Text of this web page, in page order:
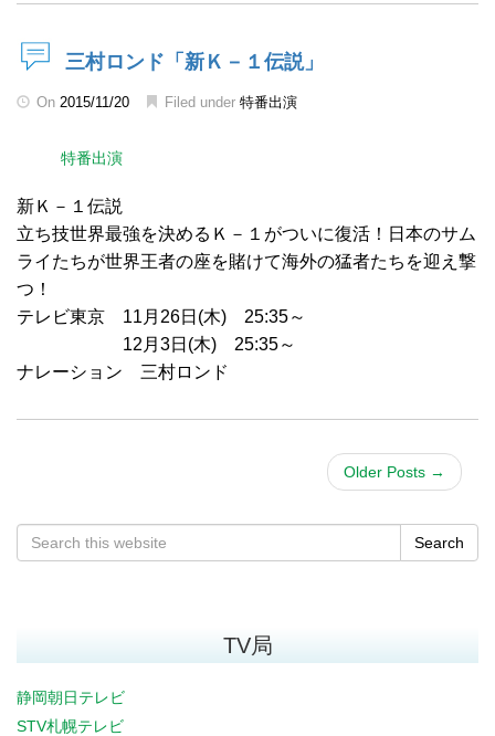
三村ロンド「新Ｋ－１伝説」
On 2015/11/20 Filed under 特番出演
特番出演
新Ｋ－１伝説
立ち技世界最強を決めるＫ－１がついに復活！日本のサム
ライたちが世界王者の座を賭けて海外の猛者たちを迎え撃
つ！
テレビ東京 11月26日(木) 25:35～
12月3日(木) 25:35～
ナレーション 三村ロンド
Older Posts →
Search
TV局
静岡朝日テレビ
STV札幌テレビ